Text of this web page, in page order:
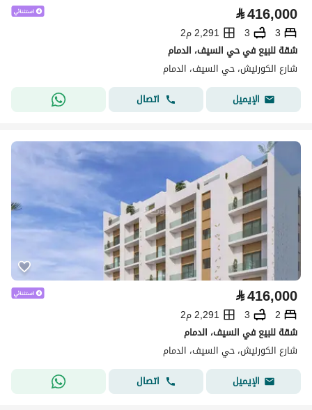
⃁416,000
3
3
2,291 م2
شقة للبيع في حي السيف، الدمام
شارع الكورنيش، حي السيف، الدمام
الإيميل
اتصال
⃁416,000
2
3
2,291 م2
شقة للبيع في السيف، الدمام
شارع الكورنيش، حي السيف، الدمام
الإيميل
اتصال